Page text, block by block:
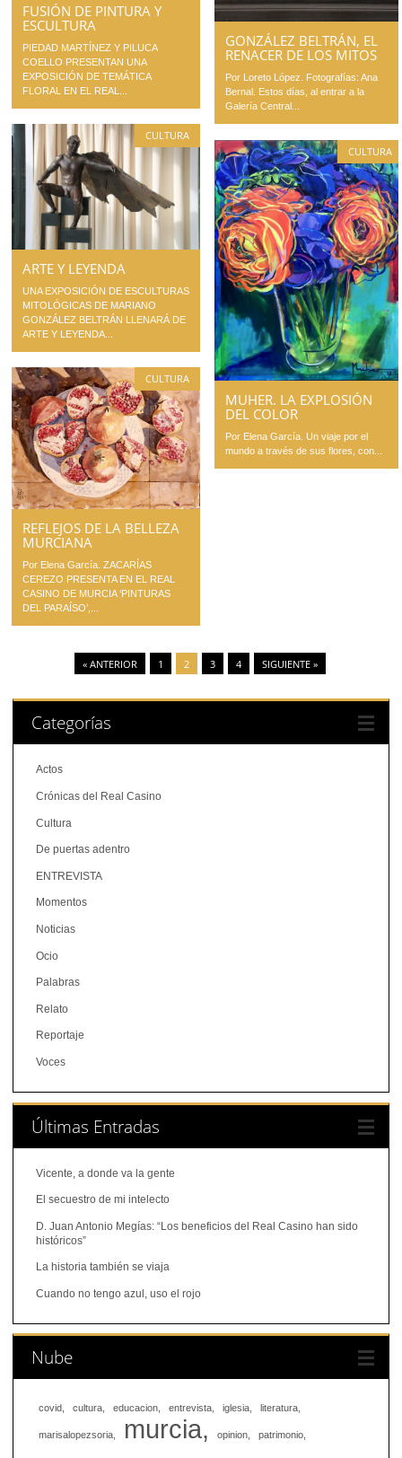
GONZÁLEZ BELTRÁN, EL
RENACER DE LOS MITOS
Por Loreto López. Fotografías: Ana
Bernal. Estos días, al entrar a la
Galería Central...
FUSIÓN DE PINTURA Y
ESCULTURA
PIEDAD MARTÍNEZ Y PILUCA
COELLO PRESENTAN UNA
EXPOSICIÓN DE TEMÁTICA
FLORAL EN EL REAL...
CULTURA
ARTE Y LEYENDA
UNA EXPOSICIÓN DE ESCULTURAS
MITOLÓGICAS DE MARIANO
GONZÁLEZ BELTRÁN LLENARÁ DE
ARTE Y LEYENDA...
CULTURA
MUHER. LA EXPLOSIÓN
DEL COLOR
Por Elena García. Un viaje por el
mundo a través de sus flores, con...
CULTURA
REFLEJOS DE LA BELLEZA
MURCIANA
Por Elena García. ZACARÍAS
CEREZO PRESENTA EN EL REAL
CASINO DE MURCIA ‘PINTURAS
DEL PARAÍSO’,...
« ANTERIOR 1 2 3 4 SIGUIENTE »
Categorías
Actos
Crónicas del Real Casino
Cultura
De puertas adentro
ENTREVISTA
Momentos
Noticias
Ocio
Palabras
Relato
Reportaje
Voces
Últimas Entradas
Vicente, a donde va la gente
El secuestro de mi intelecto
D. Juan Antonio Megías: “Los beneficios del Real Casino han sido
históricos”
La historia también se viaja
Cuando no tengo azul, uso el rojo
Nube
covid cultura educacion entrevista iglesia literatura
marisalopezsoria murcia opinion patrimonio